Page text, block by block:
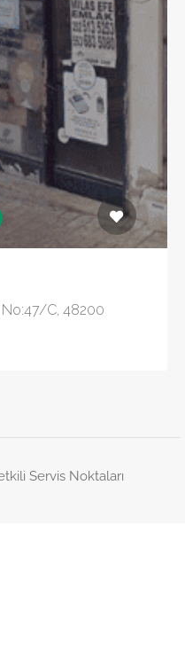
No:47/C, 48200
Servis Noktaları